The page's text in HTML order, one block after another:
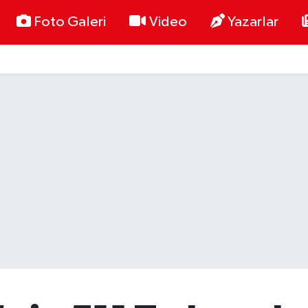
Foto Galeri Video Yazarlar